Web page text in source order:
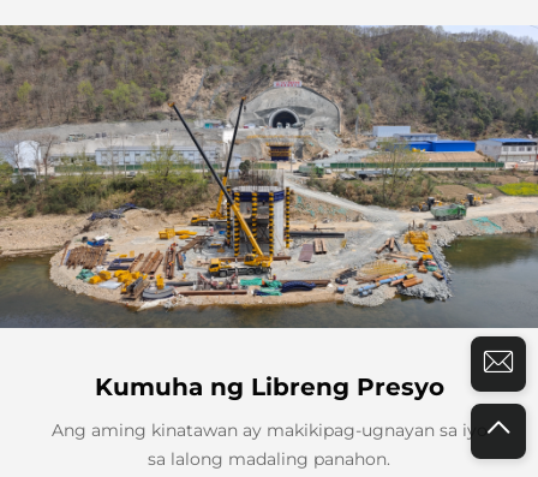
Kumuha ng Libreng Presyo
Ang aming kinatawan ay makikipag-ugnayan sa iyo
sa lalong madaling panahon.